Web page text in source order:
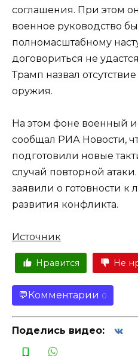
соглашения. При этом
военное руководство
полномасштабному
договориться не
Трамп назвал
оружия.
На этом фоне военный
сообщал РИА Новости,
подготовили новые
случай повторной
заявили о готовности
развития конфликта.
Источник
Нравится Не
Комментарии 0
Поделись видео: